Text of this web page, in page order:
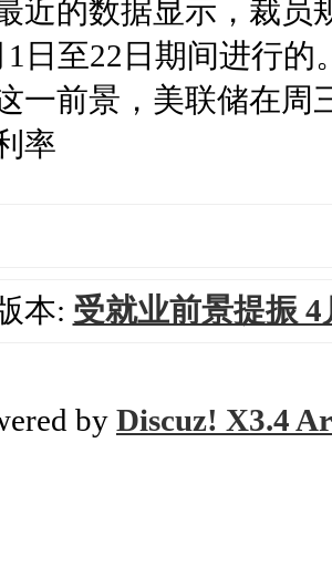
近的数据显示，裁员
1日至22日期间进行
一前景，美联储在周
率
本: 受就业前景提振
by Discuz! X3.4